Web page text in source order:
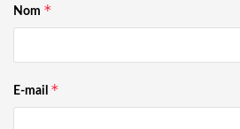
Nom *
E-mail *